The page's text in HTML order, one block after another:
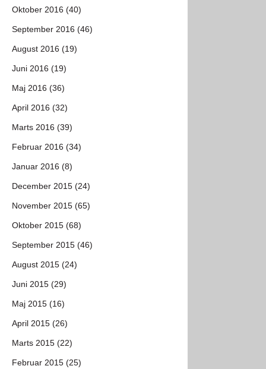
Oktober 2016 (40)
September 2016 (46)
August 2016 (19)
Juni 2016 (19)
Maj 2016 (36)
April 2016 (32)
Marts 2016 (39)
Februar 2016 (34)
Januar 2016 (8)
December 2015 (24)
November 2015 (65)
Oktober 2015 (68)
September 2015 (46)
August 2015 (24)
Juni 2015 (29)
Maj 2015 (16)
April 2015 (26)
Marts 2015 (22)
Februar 2015 (25)